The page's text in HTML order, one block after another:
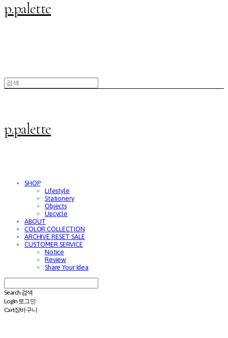
p.palette
p.palette
SHOP
Lifestyle
Stationery
Objects
Upcycle
ABOUT
COLOR COLLECTION
ARCHIVE RESET SALE
CUSTOMER SERVICE
Notice
Review
Share Your Idea
Search 검색
Log In 로그인
Cart장바구니